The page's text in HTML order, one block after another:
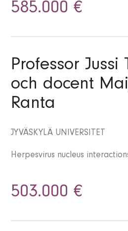
585.000 €
Professor Jussi
och docent
Ranta
JYVÄSKYLÄ UNIVERSITET
Herpesvirus nucleus
503.000 €